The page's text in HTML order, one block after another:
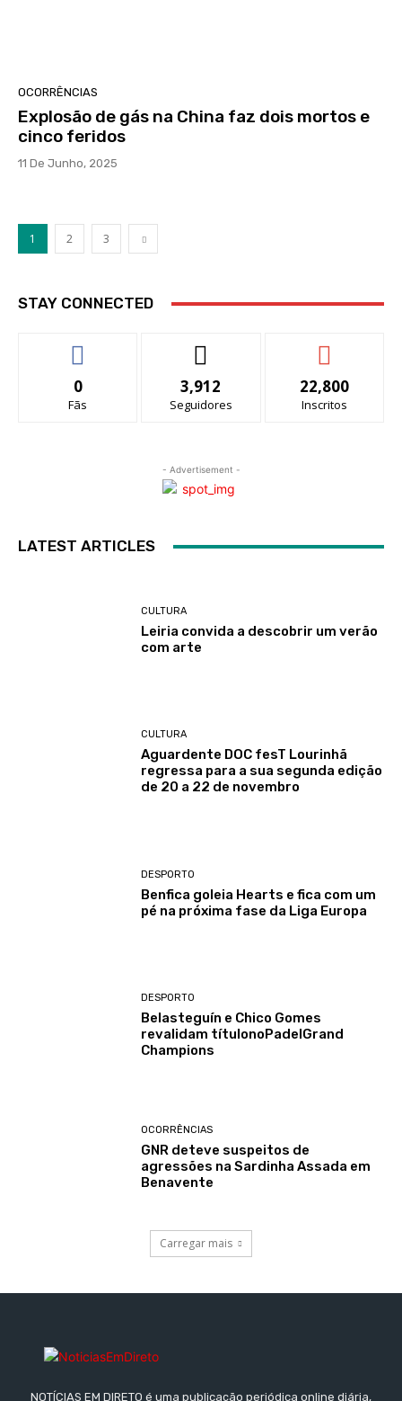
OCORRÊNCIAS
Explosão de gás na China faz dois mortos e
cinco feridos
11 De Junho, 2025
1 2 3
STAY CONNECTED
0
Fãs
3,912
Seguidores
22,800
Inscritos
- Advertisement -
LATEST ARTICLES
CULTURA
Leiria convida a descobrir um verão
com arte
CULTURA
Aguardente DOC fesT Lourinhã
regressa para a sua segunda edição
de 20 a 22 de novembro
DESPORTO
Benfica goleia Hearts e fica com um
pé na próxima fase da Liga Europa
DESPORTO
Belasteguín e Chico Gomes
revalidam títulonoPadelGrand
Champions
OCORRÊNCIAS
GNR deteve suspeitos de
agressões na Sardinha Assada em
Benavente
Carregar mais
NOTÍCIAS EM DIRETO é uma publicação periódica online diária,